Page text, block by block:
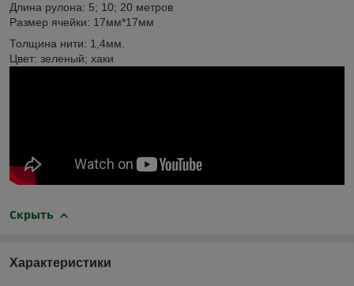
Длина рулона: 5; 10; 20 метров
Размер ячейки: 17мм*17мм
Толщина нити: 1,4мм.
Цвет: зеленый; хаки
Скрыть
Характеристики